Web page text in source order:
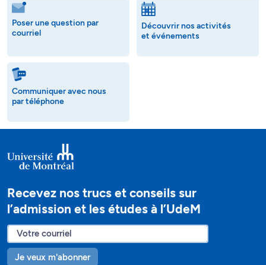
Poser une question par
courriel
Découvrir nos activités
et événements
Communiquer avec nous
par téléphone
Recevez nos trucs et conseils sur
l’admission et les études à l’UdeM
Je veux m'abonner